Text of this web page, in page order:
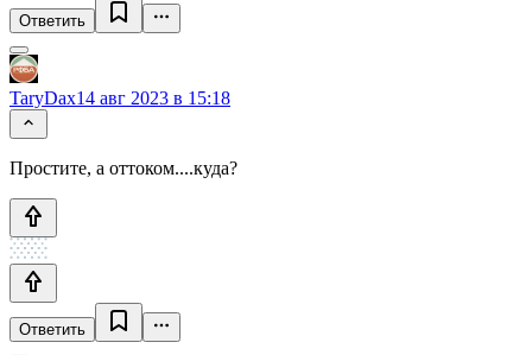
Ответить
TaryDax14 авг 2023 в 15:18
Простите, а оттоком....куда?
Ответить